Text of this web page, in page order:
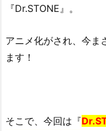
『Dr.STONE』。
アニメ化がされ、今ま
ます！
そこで、今回は『